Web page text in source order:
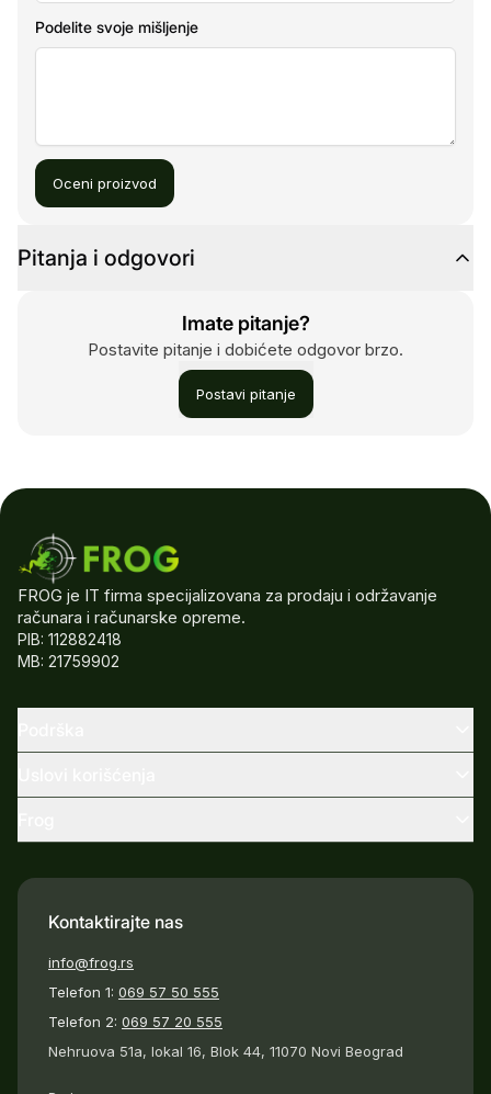
Podelite svoje mišljenje
Oceni proizvod
Pitanja i odgovori
Imate pitanje?
Postavite pitanje i dobićete odgovor brzo.
Postavi pitanje
FROG je IT firma specijalizovana za prodaju i održavanje
računara i računarske opreme.
PIB: 112882418
MB: 21759902
Kontaktirajte nas
info@frog.rs
Telefon 1: 069 57 50 555
Telefon 2: 069 57 20 555
Nehruova 51a, lokal 16, Blok 44, 11070 Novi Beograd